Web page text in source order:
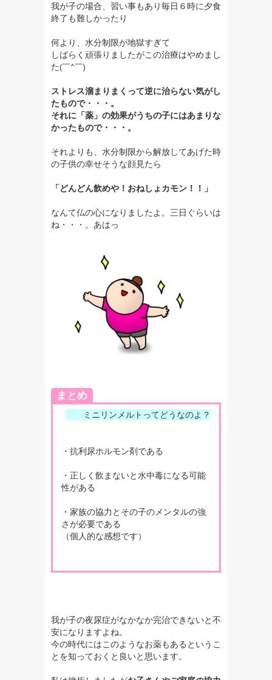
我が子の場合、習い事もあり毎日６時に夕食
終了も難しかったり
何より、水分制限が地獄すぎて
しばらく頑張りましたがこの治療はやめまし
た(￣^￣)ゞ
ストレス溜まりまくって逆に治らない気がし
たもので・・・。
それに「薬」の効果がうちの子にはあまりな
かったもので・・・。
それよりも、水分制限から解放してあげた時
の子供の幸せそうな顔見たら
「どんどん飲めや！おねしょカモン！！」
なんて仏の心になりましたよ。三日ぐらいは
ね・・・。あはっ
まとめ
ミニリンメルトってどうなのよ？
・抗利尿ホルモン剤である
・正しく飲まないと水中毒になる可能
性がある
・家族の協力とその子のメンタルの強
さが必要である
（個人的な感想です）
我が子の夜尿症がなかなか完治できないと不
安になりますよね。
今の時代にはこのようなお薬もあるというこ
とを知っておくと良いと思います。